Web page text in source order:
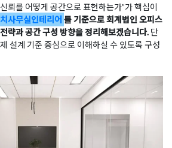
뢰를 어떻게 공간으로 표현하는가”가 핵심이
사무실인테리어 를 기준으로 회계법인 오피스
략과 공간 구성 방향을 정리해보겠습니다. 단
설계 기준 중심으로 이해하실 수 있도록 구성